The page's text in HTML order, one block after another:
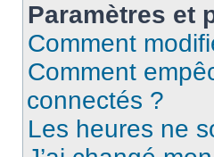
Paramètres et
Comment
Comment
connectés ?
Les heures ne